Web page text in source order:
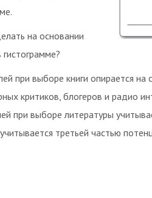
на основании
при выборе книги опирается на
критиков, блогеров и радио
при выборе литературы
третьей частью